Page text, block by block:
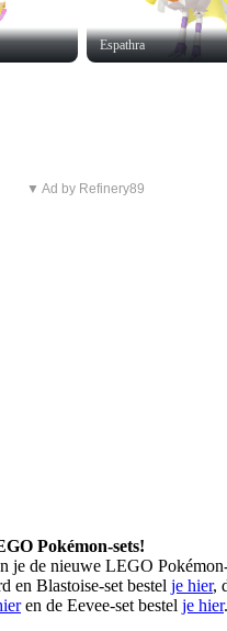
Espathra
▼ Ad by Refinery89
Pokémon-sets!
je de nieuwe LEGO
en Blastoise-set bestel je hier,
en de Eevee-set bestel je hier.